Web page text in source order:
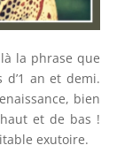
la phrase que
an et demi.
bien
et de bas !
exutoire.